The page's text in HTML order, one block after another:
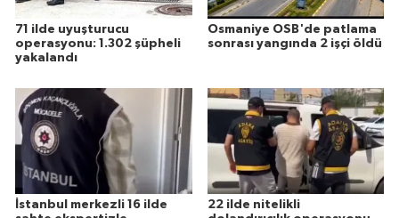
71 ilde uyuşturucu
operasyonu: 1.302 şüpheli
yakalandı
Osmaniye OSB'de patlama
sonrası yangında 2 işçi öldü
İstanbul merkezli 16 ilde
22 ilde nitelikli